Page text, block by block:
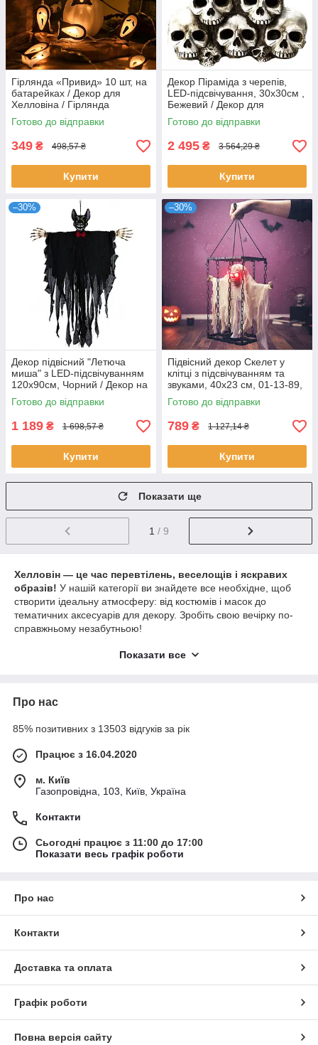
Гірлянда «Привид» 10 шт, на
батарейках / Декор для
Хелловіна / Гірлянда
привидів / Гірлянда з
привидами
Готово до відправки
349 ₴ 498,57 ₴
Купити
Декор Піраміда з черепів,
LED-підсвічування, 30х30см ,
Бежевий / Декор для
Хелловіна / Декоративні
черепи
Готово до відправки
2 495 ₴ 3 564,29 ₴
Купити
–30%
Декор підвісний "Летюча
миша" з LED-підсвічуванням
120х90см, Чорний / Декор на
Хелловін зі звуковими
ефектами
Готово до відправки
1 189 ₴ 1 698,57 ₴
Купити
–30%
Підвісний декор Скелет у
клітці з підсвічуванням та
звуками, 40х23 см, 01-13-89,
Білий / Анімований декор на
Хелловін
Готово до відправки
789 ₴ 1 127,14 ₴
Купити
Показати ще
1 / 9
Хелловін — це час перевтілень, веселощів і яскравих
образів! У нашій категорії ви знайдете все необхідне, щоб
створити ідеальну атмосферу: від костюмів і масок до
тематичних аксесуарів для декору. Зробіть свою вечірку по-
справжньому незабутньою!
Аксесуари для декору
Доступні цінидля створення святкового настрою
Показати все
Про нас
85% позитивних з 13503 відгуків за рік
Працює з 16.04.2020
м. Київ
Газопровідна, 103, Київ, Україна
Контакти
Сьогодні працює з 11:00 до 17:00
Показати весь графік роботи
Про нас
Контакти
Доставка та оплата
Графік роботи
Повна версія сайту